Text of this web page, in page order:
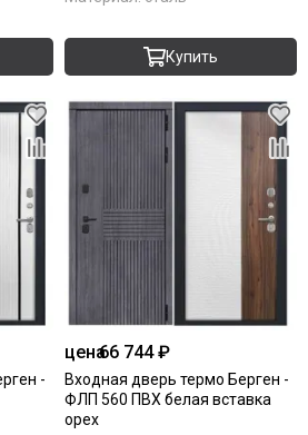
Купить
-
цена66 744 ₽
Входная дверь термо Берген -
ФЛП 560 ПВХ белая вставка
орех